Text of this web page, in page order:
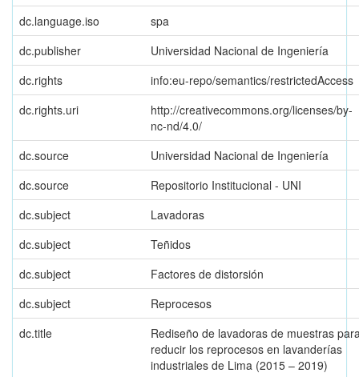
dc.language.iso
spa
dc.publisher
Universidad Nacional de Ingeniería
dc.rights
info:eu-repo/semantics/restrictedAccess
dc.rights.uri
http://creativecommons.org/licenses/by-
nc-nd/4.0/
dc.source
Universidad Nacional de Ingeniería
dc.source
Repositorio Institucional - UNI
dc.subject
Lavadoras
dc.subject
Teñidos
dc.subject
Factores de distorsión
dc.subject
Reprocesos
dc.title
Rediseño de lavadoras de muestras
reducir los reprocesos en lavanderías
industriales de Lima (2015 – 2019)